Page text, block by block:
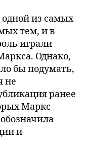
одной из самых
тем, и в
играли
Однако,
бы подумать,
не
ранее
Маркс
и